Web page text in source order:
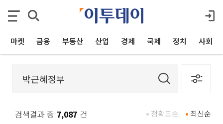
마켓 금융 부동산 산업 경제 국제 정치 사회
검색결과 총 7,087 건 최신순
정확도순